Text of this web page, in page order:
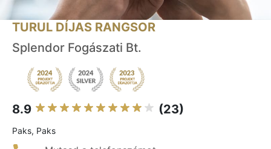
TURUL DÍJAS RANGSOR
Splendor Fogászati Bt.
8.9 (23)
Paks, Paks